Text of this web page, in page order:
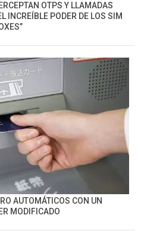
OTPS Y LLAMADAS
INCREÍBLE PODER DE LOS SIM
AUTOMÁTICOS CON UN
MODIFICADO